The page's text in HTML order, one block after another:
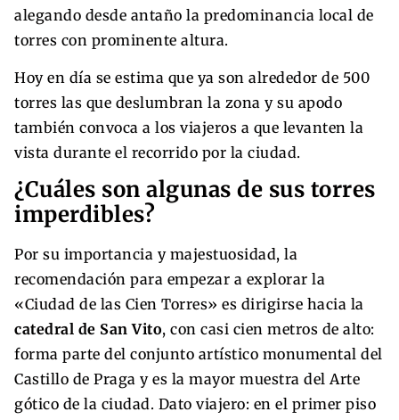
alegando desde antaño la predominancia local de
torres con prominente altura.
Hoy en día se estima que ya son alrededor de 500
torres las que deslumbran la zona y su apodo
también convoca a los viajeros a que levanten la
vista durante el recorrido por la ciudad.
¿Cuáles son algunas de sus torres
imperdibles?
Por su importancia y majestuosidad, la
recomendación para empezar a explorar la
«Ciudad de las Cien Torres» es dirigirse hacia la
catedral de San Vito, con casi cien metros de alto:
forma parte del conjunto artístico monumental del
Castillo de Praga y es la mayor muestra del Arte
gótico de la ciudad. Dato viajero: en el primer piso